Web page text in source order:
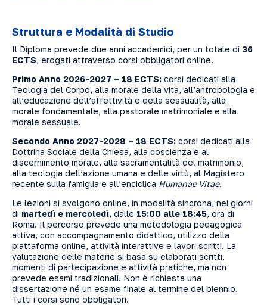
Struttura e Modalità di Studio
Il Diploma prevede due anni accademici, per un totale di 36
ECTS, erogati attraverso corsi obbligatori online.
Primo Anno 2026-2027 – 18 ECTS: corsi dedicati alla
Teologia del Corpo, alla morale della vita, all’antropologia e
all’educazione dell’affettività e della sessualità, alla
morale fondamentale, alla pastorale matrimoniale e alla
morale sessuale.
Secondo Anno 2027-2028 – 18 ECTS: corsi dedicati alla
Dottrina Sociale della Chiesa, alla coscienza e al
discernimento morale, alla sacramentalità del matrimonio,
alla teologia dell’azione umana e delle virtù, al Magistero
recente sulla famiglia e all’enciclica Humanae Vitae.
Le lezioni si svolgono online, in modalità sincrona, nei giorni
di martedì e mercoledì, dalle 15:00 alle 18:45, ora di
Roma. Il percorso prevede una metodologia pedagogica
attiva, con accompagnamento didattico, utilizzo della
piattaforma online, attività interattive e lavori scritti. La
valutazione delle materie si basa su elaborati scritti,
momenti di partecipazione e attività pratiche, ma non
prevede esami tradizionali. Non è richiesta una
dissertazione né un esame finale al termine del biennio.
Tutti i corsi sono obbligatori.